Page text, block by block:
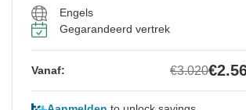
Engels
Gegarandeerd vertrek
Vanaf: €3.020